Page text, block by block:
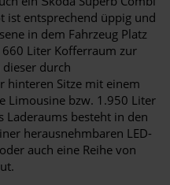
ist entsprechend üppig und
in dem Fahrzeug Platz
Liter Kofferraum zur
durch
hinteren Sitze mit einem
Limousine bzw. 1.950 Liter
Laderaums besteht in den
herausnehmbaren LED-
auch eine Reihe von